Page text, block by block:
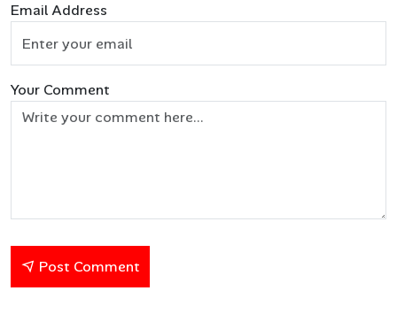
Email Address
Your Comment
Post Comment